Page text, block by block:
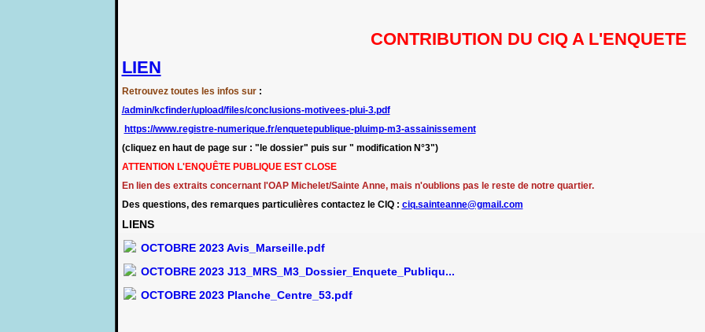
CONTRIBUTION DU CIQ A L'ENQUETE
LIEN
Retrouvez toutes les infos sur:
/admin/kcfinder/upload/files/conclusions-motivees-plui-3.pdf
https://www.registre-numerique.fr/enquetepublique-pluimp-m3-assainissement
(cliquez en haut de page sur : "le dossier" puis sur " modification N°3")
ATTENTION L'ENQUÊTE PUBLIQUE EST CLOSE
En lien des extraits concernant l'OAP Michelet/Sainte Anne, mais n'oublions pas le reste de notre quartier.
Des questions, des remarques particulières contactez le CIQ : ciq.sainteanne@gmail.com
LIENS
OCTOBRE 2023 Avis_Marseille.pdf
OCTOBRE 2023 J13_MRS_M3_Dossier_Enquete_Publiqu...
OCTOBRE 2023 Planche_Centre_53.pdf